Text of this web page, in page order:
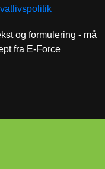
og formulering - må
fra E-Force